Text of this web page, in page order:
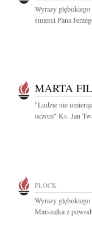
Wyrazy
śmierci Pana
MARTA
"Ludzie nie
oczom" Ks. Jan
PŁOCK
Wyrazy
Marszałka z